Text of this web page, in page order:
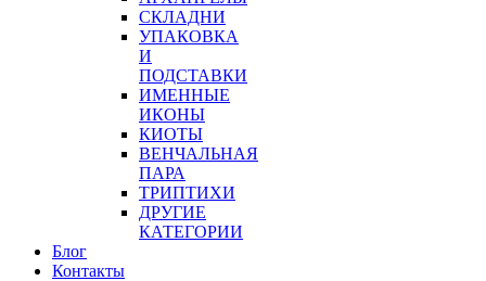
СКЛАДНИ
УПАКОВКА
И
ПОДСТАВКИ
ИМЕННЫЕ
ИКОНЫ
КИОТЫ
ВЕНЧАЛЬНАЯ
ПАРА
ТРИПТИХИ
ДРУГИЕ
КАТЕГОРИИ
Блог
Контакты